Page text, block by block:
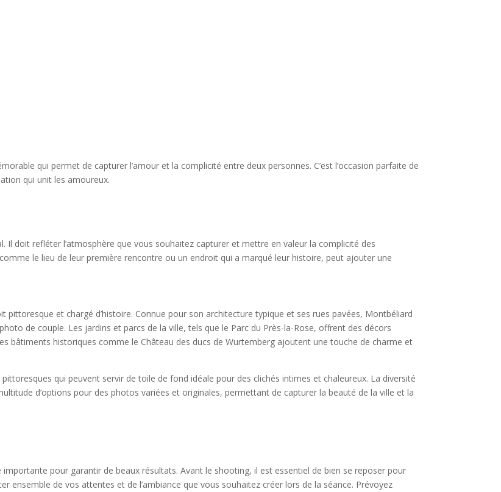
qui permet de capturer l’amour et la complicité entre deux personnes. C’est l’occasion parfaite de
qui unit les amoureux.
Il doit refléter l’atmosphère que vous souhaitez capturer et mettre en valeur la complicité des
le lieu de leur première rencontre ou un endroit qui a marqué leur histoire, peut ajouter une
pittoresque et chargé d’histoire. Connue pour son architecture typique et ses rues pavées, Montbéliard
de couple. Les jardins et parcs de la ville, tels que le Parc du Près-la-Rose, offrent des décors
bâtiments historiques comme le Château des ducs de Wurtemberg ajoutent une touche de charme et
qui peuvent servir de toile de fond idéale pour des clichés intimes et chaleureux. La diversité
d’options pour des photos variées et originales, permettant de capturer la beauté de la ville et la
pour garantir de beaux résultats. Avant le shooting, il est essentiel de bien se reposer pour
ensemble de vos attentes et de l’ambiance que vous souhaitez créer lors de la séance. Prévoyez